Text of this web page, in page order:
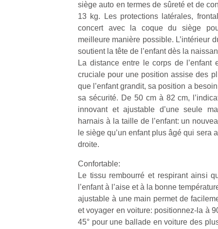
siège auto en termes de sûreté et de
13 kg. Les protections latérales,
concert avec la coque du siège
meilleure manière possible. L’intérieur
soutient la tête de l’enfant dès la
La distance entre le corps de
cruciale pour une position assise des
que l’enfant grandit, sa position a
sa sécurité. De 50 cm à 82 cm,
innovant et ajustable d’une seule
harnais à la taille de l’enfant: un
le siège qu’un enfant plus âgé qui sera
droite.
Confortable:
Le tissu rembourré et respirant ainsi
l’enfant à l’aise et à la bonne
ajustable à une main permet de
et voyager en voiture: positionnez-la à
45° pour une ballade en voiture des